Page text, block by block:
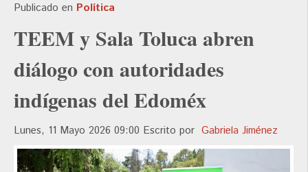
Publicado en Política
TEEM y Sala Toluca abren
diálogo con autoridades
indígenas del Edoméx
Lunes, 11 Mayo 2026 09:00 Escrito por Gabriela Jiménez